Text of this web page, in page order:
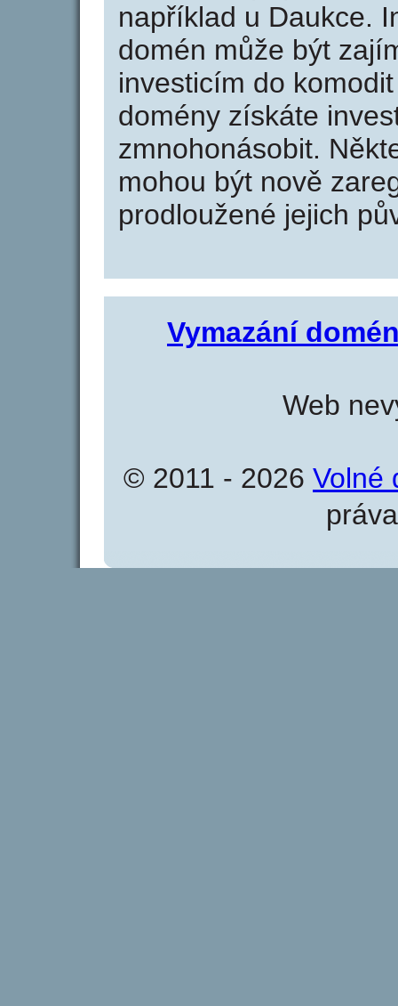
například u Daukce.
domén může být
investicím do
domény získáte
zmnohonásobit.
mohou být nově
prodloužené jejich
Vymazání
Web
© 2011 - 2026 Volné